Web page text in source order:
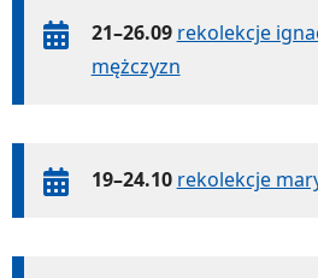
21–26.09 rekolekcje
mężczyzn
19–24.10 rekolekcje